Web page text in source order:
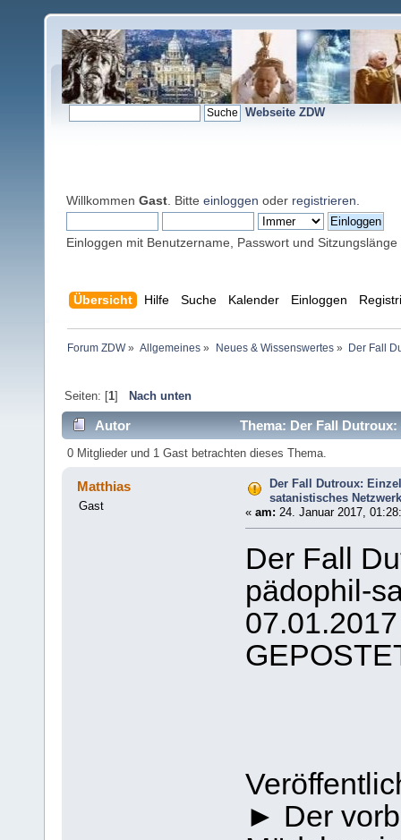
Webseite ZDW
Willkommen Gast . Bitte einloggen oder registrieren
Einloggen mit Benutzername, Passwort und Sitzungslänge
Übersicht Hilfe Suche Kalender Einloggen
Forum ZDW» Allgemeines » Neues & Wissenswertes» Der Fall
Seiten: [1] Nach unten
Autor
Thema: Der Fall
7705 mal)
0 Mitglieder und 1 Gast betrachten dieses Thema.
Matthias
Gast
Der Fall Dutroux:
satanistisches
« am: 24. Januar 2017,
Der Fall
pädophil-
► Der